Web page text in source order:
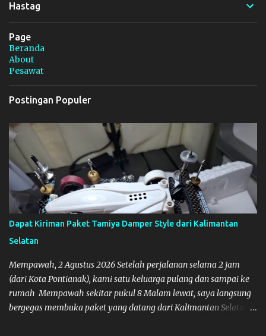
Hastag
Page
Beranda
About
Pesawat
Postingan Populer
Dapat Kiriman Paket Tamiya Damper Style dari Kalimantan
Selatan
Mempawah, 2 Agustus 2026 Setelah perjalanan selama 2 jam
(dari Kota Pontianak), kami satu keluarga pulang dan sampai ke
rumah Mempawah sekitar pukul 8 Malam lewat, saya langsung
bergegas membuka paket yang datang dari Kalimantan Selatan.